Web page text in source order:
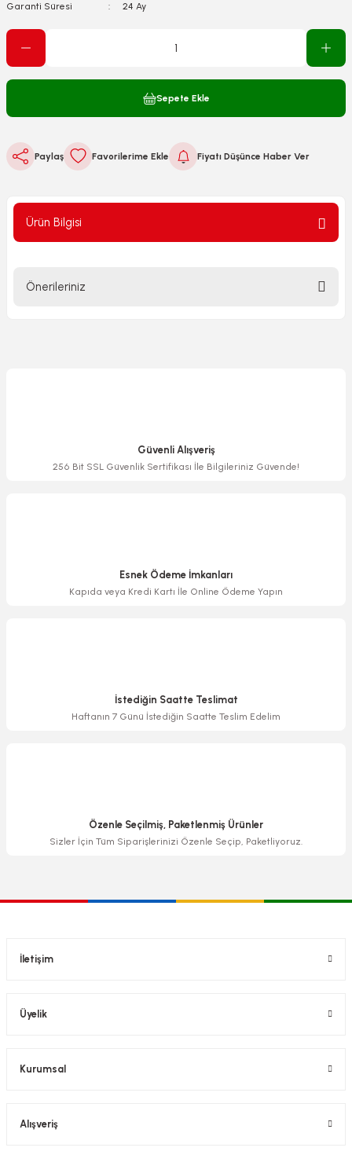
Garanti Süresi
24 Ay
Sepete Ekle
Paylaş Fiyatı Düşünce Haber Ver
Ürün Bilgisi
Önerileriniz
Ürün bilgilerinde hatalar bulunuyor.
Güvenli Alışveriş
256 Bit SSL Güvenlik Sertifikası İle Bilgileriniz Güvende!
Esnek Ödeme İmkanları
Kapıda veya Kredi Kartı İle Online Ödeme Yapın
İstediğin Saatte Teslimat
Haftanın 7 Günü İstediğin Saatte Teslim Edelim
Özenle Seçilmiş, Paketlenmiş Ürünler
Sizler İçin Tüm Siparişlerinizi Özenle Seçip, Paketliyoruz.
İletişim
Üyelik
Kurumsal
Alışveriş